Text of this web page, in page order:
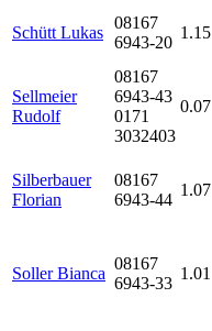
Schütt Lukas
08167
6943-20
1.15
Sellmeier
Rudolf
08167
6943-43
0171
3032403
0.07
Silberbauer
Florian
08167
6943-44
1.07
Soller Bianca
08167
6943-33
1.01